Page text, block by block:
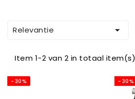
Relevantie 
Item 1-2 van 2 in totaal item(s)
-30% -30%